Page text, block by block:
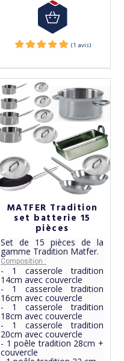
MATFER Tradition
set batterie 15
pièces
Set de 15 pièces de la
gamme Tradition Matfer.
Composition :
- 1 casserole tradition
14cm avec couvercle
- 1 casserole tradition
16cm avec couvercle
- 1 casserole tradition
18cm avec couvercle
- 1 casserole tradition
20cm avec couvercle
- 1 poêle tradition 28cm +
couvercle